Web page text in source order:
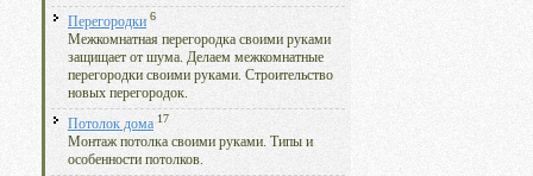
Перегородки 6
Межкомнатная перегородка своими руками
защищает от шума. Делаем межкомнатные
перегородки своими руками. Строительство
новых перегородок.
Потолок дома 17
Монтаж потолка своими руками. Типы и
особенности потолков.